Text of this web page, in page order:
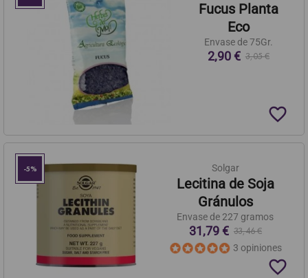
Fucus Planta
Eco
Envase de 75Gr.
2,90 € 3,05 €
favorite_border
-5% Solgar
Lecitina de Soja
Gránulos
Envase de 227 gramos
31,79 € 33,46 €
3 opiniones
favorite_border